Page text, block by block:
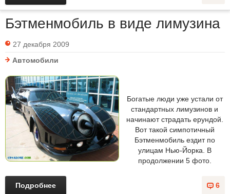
Бэтменмобиль в виде лимузина
27 декабря 2009
Автомобили
Богатые люди уже устали от
стандартных лимузинов и
начинают страдать ерундой.
Вот такой симпотичный
Бэтменмобиль ездит по
улицам Нью-Йорка. В
продолжении 5 фото.
6
Подробнее